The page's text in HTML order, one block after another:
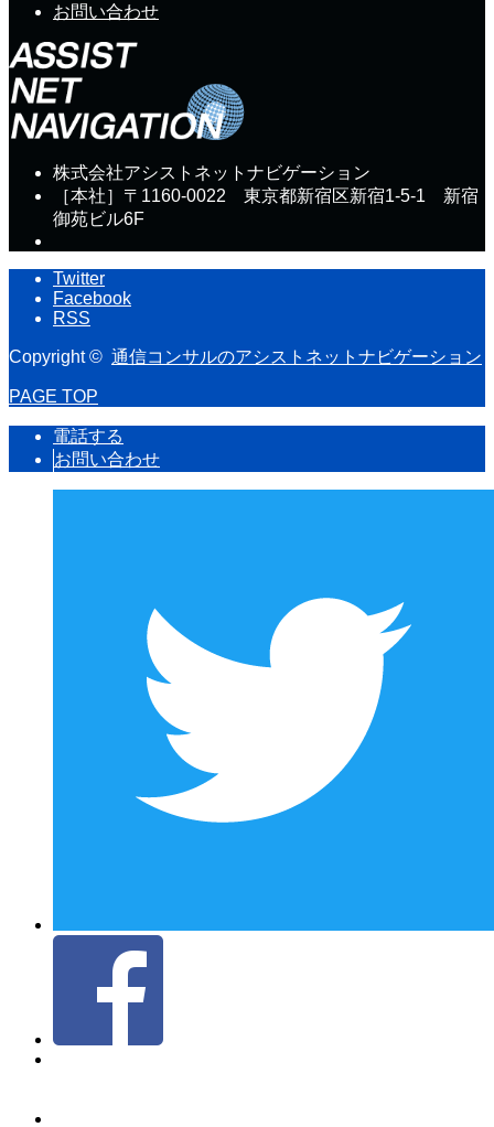
お問い合わせ
株式会社アシストネットナビゲーション
［本社］〒1160-0022 東京都新宿区新宿1-5-1 新宿
御苑ビル6F
Twitter
Facebook
RSS
Copyright © 通信コンサルのアシストネットナビゲーション
PAGE TOP
電話する
お問い合わせ